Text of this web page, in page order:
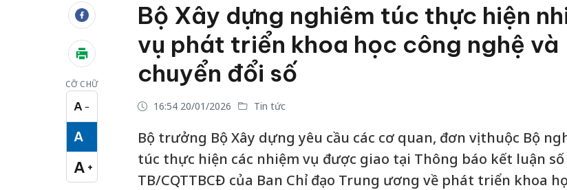
CỠ CHỮ
A −
Cỡ chữ nhỏ
A
Cỡ chữ vừa
A +
Cỡ chữ lớn
Bộ Xây dựng nghiêm túc thực hiện
vụ phát triển khoa học công nghệ và
chuyển đổi số
16:54 20/01/2026 Tin tức
Bộ trưởng Bộ Xây dựng yêu cầu các cơ quan, đơn vị thuộc Bộ
túc thực hiện các nhiệm vụ được giao tại Thông báo kết luận số
TB/CQTTBCĐ của Ban Chỉ đạo Trung ương về phát triển khoa